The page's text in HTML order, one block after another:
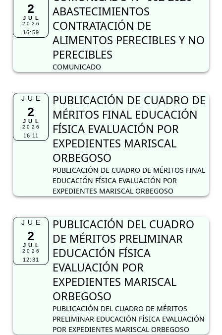
2
JUL
2026
16:59
ABASTECIMIENTOS
CONTRATACIÓN DE
ALIMENTOS PERECIBLES Y NO
PERECIBLES
COMUNICADO
JUE
2
JUL
2026
16:11
PUBLICACIÓN DE CUADRO DE
MÉRITOS FINAL EDUCACIÓN
FÍSICA EVALUACIÓN POR
EXPEDIENTES MARISCAL
ORBEGOSO
PUBLICACIÓN DE CUADRO DE MÉRITOS FINAL
EDUCACIÓN FÍSICA EVALUACIÓN POR
EXPEDIENTES MARISCAL ORBEGOSO
JUE
2
JUL
2026
12:31
PUBLICACIÓN DEL CUADRO
DE MÉRITOS PRELIMINAR
EDUCACIÓN FÍSICA
EVALUACIÓN POR
EXPEDIENTES MARISCAL
ORBEGOSO
PUBLICACIÓN DEL CUADRO DE MÉRITOS
PRELIMINAR EDUCACIÓN FÍSICA EVALUACIÓN
POR EXPEDIENTES MARISCAL ORBEGOSO